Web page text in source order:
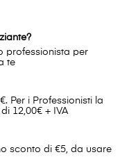
professionista per
te
Per i Professionisti la
12,00€ + IVA
sconto di €5, da usare